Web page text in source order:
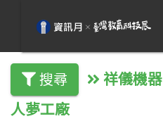
搜尋
祥儀機器
人夢工廠